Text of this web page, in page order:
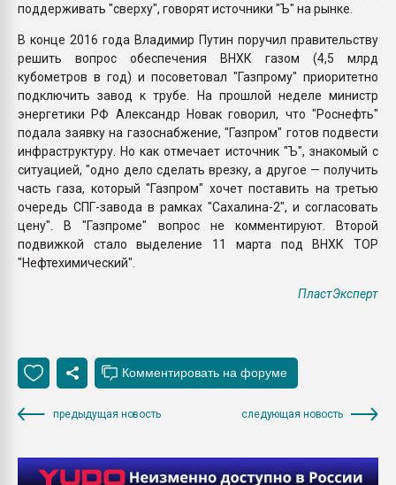
поддерживать "сверху", говорят источники "Ъ" на рынке.
В конце 2016 года Владимир Путин поручил правительству
решить вопрос обеспечения ВНХК газом (4,5 млрд
кубометров в год) и посоветовал "Газпрому" приоритетно
подключить завод к трубе. На прошлой неделе министр
энергетики РФ Александр Новак говорил, что "Роснефть"
подала заявку на газоснабжение, "Газпром" готов подвести
инфраструктуру. Но как отмечает источник "Ъ", знакомый с
ситуацией, "одно дело сделать врезку, а другое — получить
часть газа, который "Газпром" хочет поставить на третью
очередь СПГ-завода в рамках "Сахалина-2", и согласовать
цену". В "Газпроме" вопрос не комментируют. Второй
подвижкой стало выделение 11 марта под ВНХК ТОР
"Нефтехимический".
ПластЭксперт
предыдущая новость следующая новость